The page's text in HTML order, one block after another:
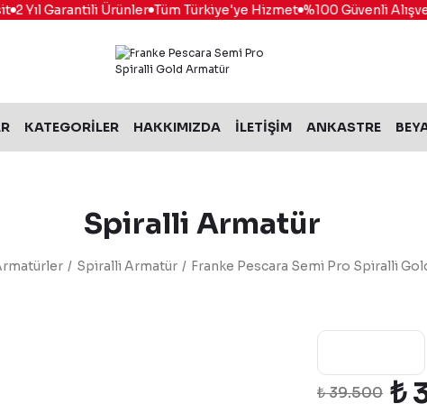
2 Yıl Garantili Ürünler Tüm Türkiye'ye Hizmet %100 Güvenli
KATEGORİLER HAKKIMIZDA İLETİŞİM ANKASTRE
Spiralli Armatür
Spiralli Armatür Franke Pescara Semi Pro Spiralli
₺ 39.500 ₺